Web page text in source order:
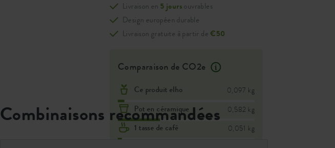
Livraison en 5 joursouvrables
Design européen durable
Livraison gratuite à partir de€50
Comparaison de CO2e
Ce produit elho 0,097 kg
Pot en céramique 0,582 kg
1 tasse de café 0,051 kg
Combinaisons recommandées